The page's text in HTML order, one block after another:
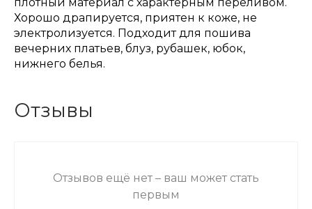
Хорошо драпируется, приятен к коже, не
электролизуется. Подходит для пошива
вечерних платьев, блуз, рубашек, юбок,
нижнего белья.
Отзывы
Отзывов ещё нет – ваш может стать
первым